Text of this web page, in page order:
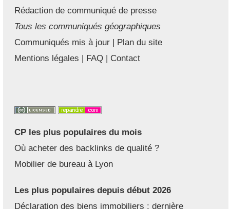
Rédaction de communiqué de presse
Tous les communiqués géographiques
Communiqués mis à jour | Plan du site
Mentions légales | FAQ | Contact
CP les plus populaires du mois
Où acheter des backlinks de qualité ?
Mobilier de bureau à Lyon
Les plus populaires depuis début 2026
Déclaration des biens immobiliers : dernière